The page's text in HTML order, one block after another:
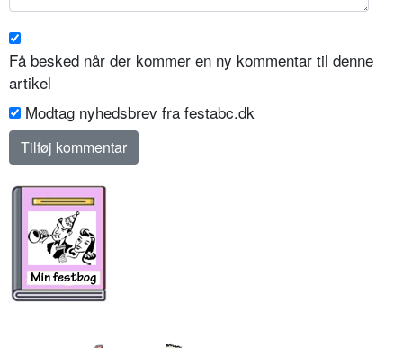
Få besked når der kommer en ny kommentar til denne
artikel
Modtag nyhedsbrev fra festabc.dk